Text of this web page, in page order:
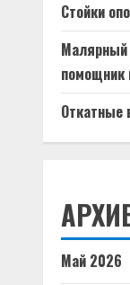
Стойки
Малярный
помощник
Откатные
Май 2026